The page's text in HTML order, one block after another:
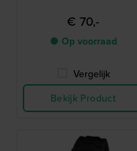
€ 70,-
● Op voorraad
Vergelijk
Bekijk Product